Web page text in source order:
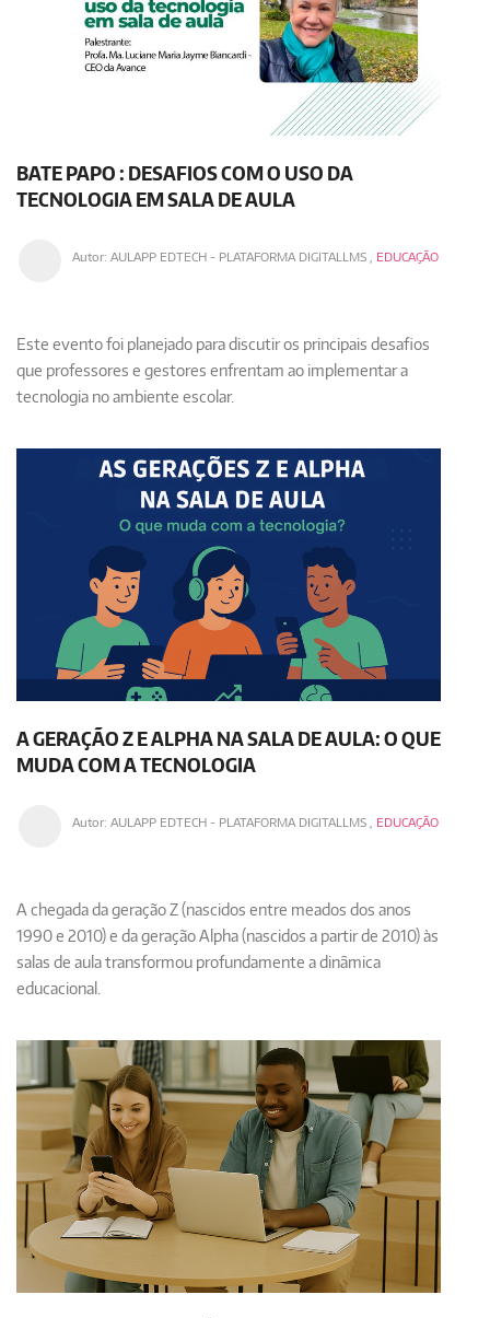
BATE PAPO : DESAFIOS COM O USO DA
TECNOLOGIA EM SALA DE AULA
Autor: AULAPP EDTECH - PLATAFORMA DIGITALLMS EDUCAÇÃO
​​​​​​​Este evento foi planejado para discutir os principais desafios
que professores e gestores enfrentam ao implementar a
tecnologia no ambiente escolar.
A GERAÇÃO Z E ALPHA NA SALA DE AULA: O QUE
MUDA COM A TECNOLOGIA
Autor: AULAPP EDTECH - PLATAFORMA DIGITALLMS EDUCAÇÃO
A chegada da geração Z (nascidos entre meados dos anos
1990 e 2010) e da geração Alpha (nascidos a partir de 2010) às
salas de aula transformou profundamente a dinâmica
educacional.